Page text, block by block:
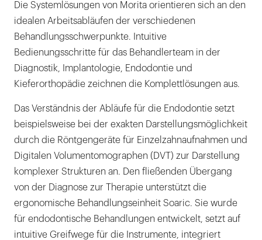
Die Systemlösungen von Morita orientieren sich an den
idealen Arbeitsabläufen der verschiedenen
Behandlungsschwerpunkte. Intuitive
Bedienungsschritte für das Behandlerteam in der
Diagnostik, Implantologie, Endodontie und
Kieferorthopädie zeichnen die Komplettlösungen aus.
Das Verständnis der Abläufe für die Endodontie setzt
beispielsweise bei der exakten Darstellungsmöglichkeit
durch die Röntgengeräte für Einzelzahnaufnahmen und
Digitalen Volumentomographen (DVT) zur Darstellung
komplexer Strukturen an. Den fließenden Übergang
von der Diagnose zur Therapie unterstützt die
ergonomische Behandlungseinheit Soaric. Sie wurde
für endodontische Behandlungen entwickelt, setzt auf
intuitive Greifwege für die Instrumente, integriert